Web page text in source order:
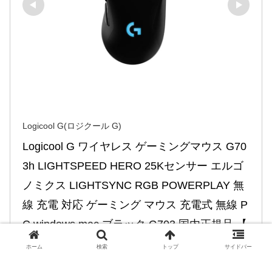
Logicool G(ロジクール G)
Logicool G ワイヤレス ゲーミングマウス G70
3h LIGHTSPEED HERO 25Kセンサー エルゴ
ノミクス LIGHTSYNC RGB POWERPLAY 無
線 充電 対応 ゲーミング マウス 充電式 無線 P
C windows mac ブラック G703 国内正規品 【
ファイナルファンタジー XIV 推奨モデル 】
ホーム 検索 トップ サイドバー